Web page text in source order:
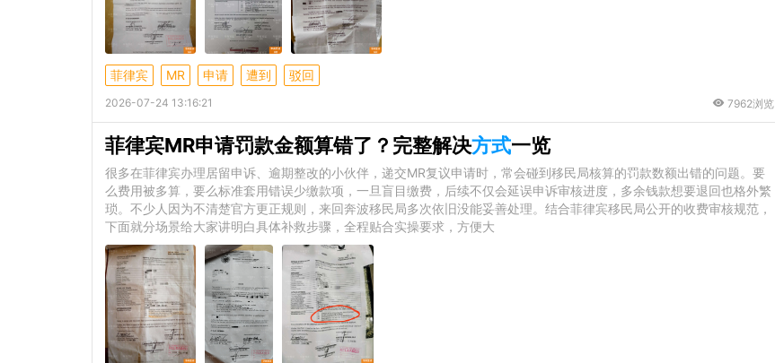
菲律宾 MR 申请 遭到 驳回
2026-07-24 13:16:21 7962浏览
菲律宾MR申请罚款金额算错了？完整解决方式一览
很多在菲律宾办理居留申诉、逾期整改的小伙伴，递交MR复议申请时，常会碰到移民局核算的罚款数额出错的问题。要
么费用被多算，要么标准套用错误少缴款项，一旦盲目缴费，后续不仅会延误申诉审核进度，多余钱款想要退回也格外繁
琐。不少人因为不清楚官方更正规则，来回奔波移民局多次依旧没能妥善处理。结合菲律宾移民局公开的收费审核规范，
下面就分场景给大家讲明白具体补救步骤，全程贴合实操要求，方便大